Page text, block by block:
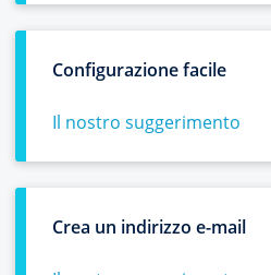
Configurazione facile
Il nostro suggerimento
Crea un indirizzo e-mail